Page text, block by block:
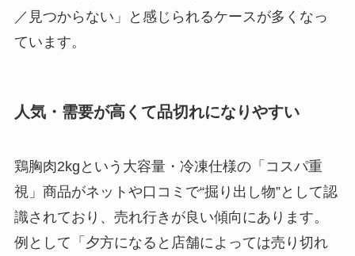
／見つからない」と感じられるケースが多くなっ
ています。
人気・需要が高くて品切れになりやすい
鶏胸肉2kgという大容量・冷凍仕様の「コスパ重
視」商品がネットや口コミで“掘り出し物”として認
識されており、売れ行きが良い傾向にあります。
例として「夕方になると店舗によっては売り切れ